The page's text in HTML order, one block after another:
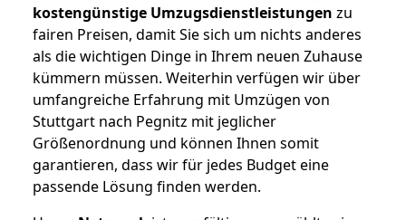
kostengünstige Umzugsdienstleistungen zu
fairen Preisen, damit Sie sich um nichts anderes
als die wichtigen Dinge in Ihrem neuen Zuhause
kümmern müssen. Weiterhin verfügen wir über
umfangreiche Erfahrung mit Umzügen von
Stuttgart nach Pegnitz mit jeglicher
Größenordnung und können Ihnen somit
garantieren, dass wir für jedes Budget eine
passende Lösung finden werden.